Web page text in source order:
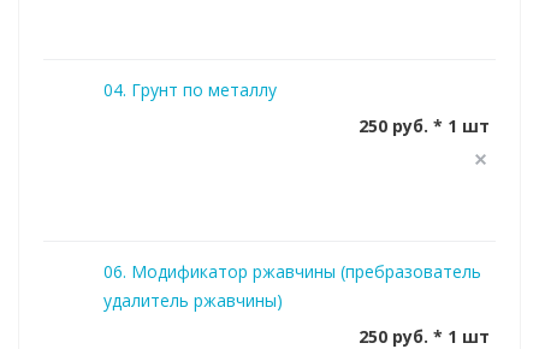
04. Грунт по металлу
250 руб. * 1 шт
06. Модификатор ржавчины (пребразователь
удалитель ржавчины)
250 руб. * 1 шт